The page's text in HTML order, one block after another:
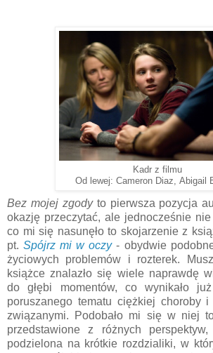
Kadr z filmu
Od lewej: Cameron Diaz, Abigail
Bez mojej zgody to pierwsza pozycja
okazję przeczytać, ale jednocześnie
co mi się nasunęło to skojarzenie z
pt.Spójrz mi w oczy- obydwie
życiowych problemów i rozterek.
książce znalazło się wiele naprawdę
do głębi momentów, co wynikało
poruszanego tematu ciężkiej choroby
związanymi. Podobało mi się w niej
przedstawione z różnych
podzielona na krótkie rozdzialiki, w